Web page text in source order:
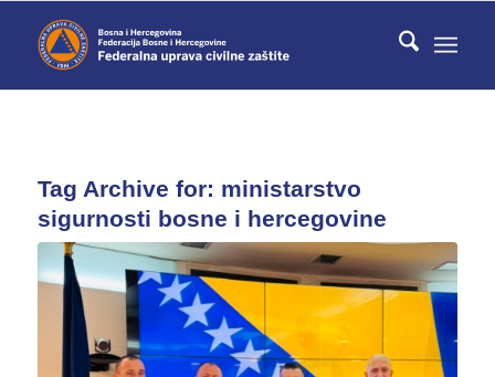
Tag Archive for: ministarstvo
sigurnosti bosne i hercegovine